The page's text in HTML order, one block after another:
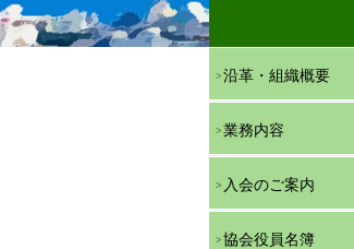
沿革・組織概要
業務内容
入会のご案内
協会役員名簿